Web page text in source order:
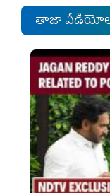
తాజా